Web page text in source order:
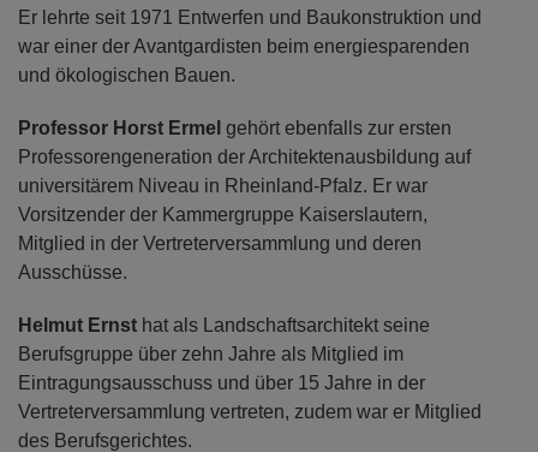
Er lehrte seit 1971 Entwerfen und Baukonstruktion und
war einer der Avantgardisten beim energiesparenden
und ökologischen Bauen.
Professor Horst Ermel gehört ebenfalls zur ersten
Professorengeneration der Architektenausbildung auf
universitärem Niveau in Rheinland-Pfalz. Er war
Vorsitzender der Kammergruppe Kaiserslautern,
Mitglied in der Vertreterversammlung und deren
Ausschüsse.
Helmut Ernst hat als Landschaftsarchitekt seine
Berufsgruppe über zehn Jahre als Mitglied im
Eintragungsausschuss und über 15 Jahre in der
Vertreterversammlung vertreten, zudem war er Mitglied
des Berufsgerichtes.